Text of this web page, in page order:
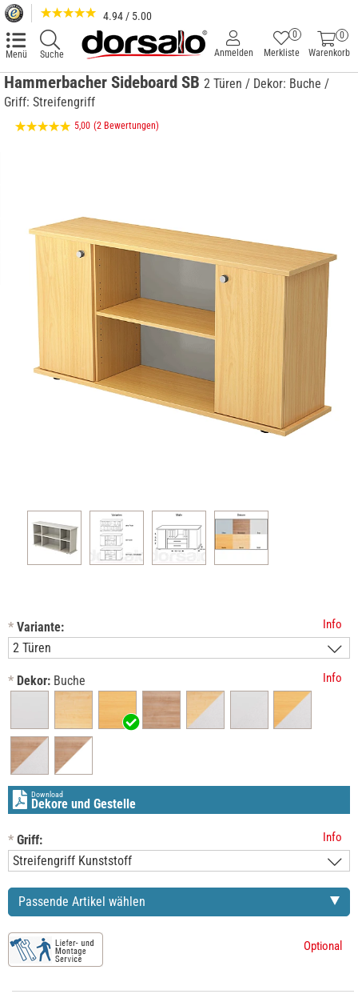
4.94 / 5.00
Menü Suche
0
Warenkorb
Merkliste
0
Anmelden
Hammerbacher Sideboard SB 2 Türen / Dekor: Buche /
Griff: Streifengriff
5,00 (2 Bewertungen)
* Variante: Info
* Dekor: Buche Info
Download
Dekore und Gestelle
* Griff: Info
Passende Artikel wählen
Optional